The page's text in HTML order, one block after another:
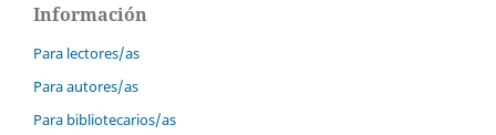
Información
Para lectores/as
Para autores/as
Para bibliotecarios/as